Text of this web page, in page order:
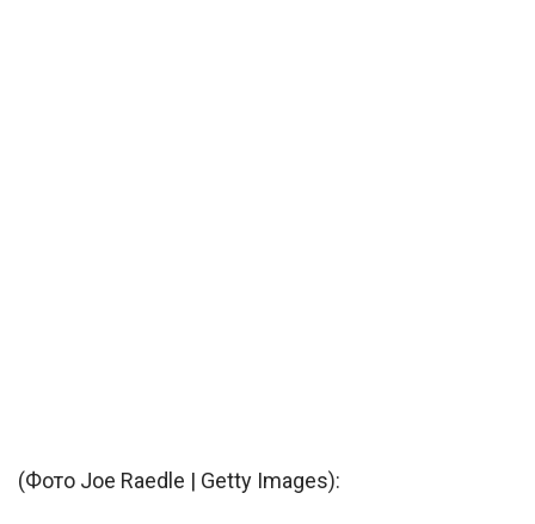
(Фото Joe Raedle | Getty Images):